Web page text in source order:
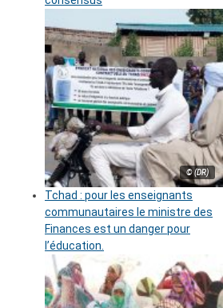
© (DR)
Tchad : pour les enseignants
communautaires le ministre des
Finances est un danger pour
l’éducation.